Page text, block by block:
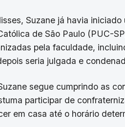
Suzane já havia
de São Paulo (PUC-
pela faculdade,
seria julgada e
segue cumprindo as
participar de
em casa até o horário